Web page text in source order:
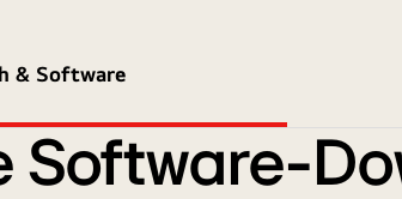
& Software
Software-